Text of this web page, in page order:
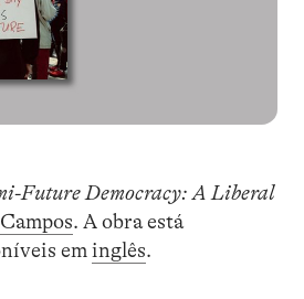
Future Democracy: A Liberal
. A obra está
eminglês.